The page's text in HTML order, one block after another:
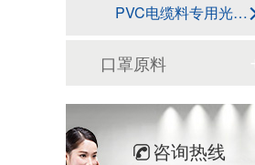
PVC电缆料专用光亮分散剂
口罩原料
咨询热线